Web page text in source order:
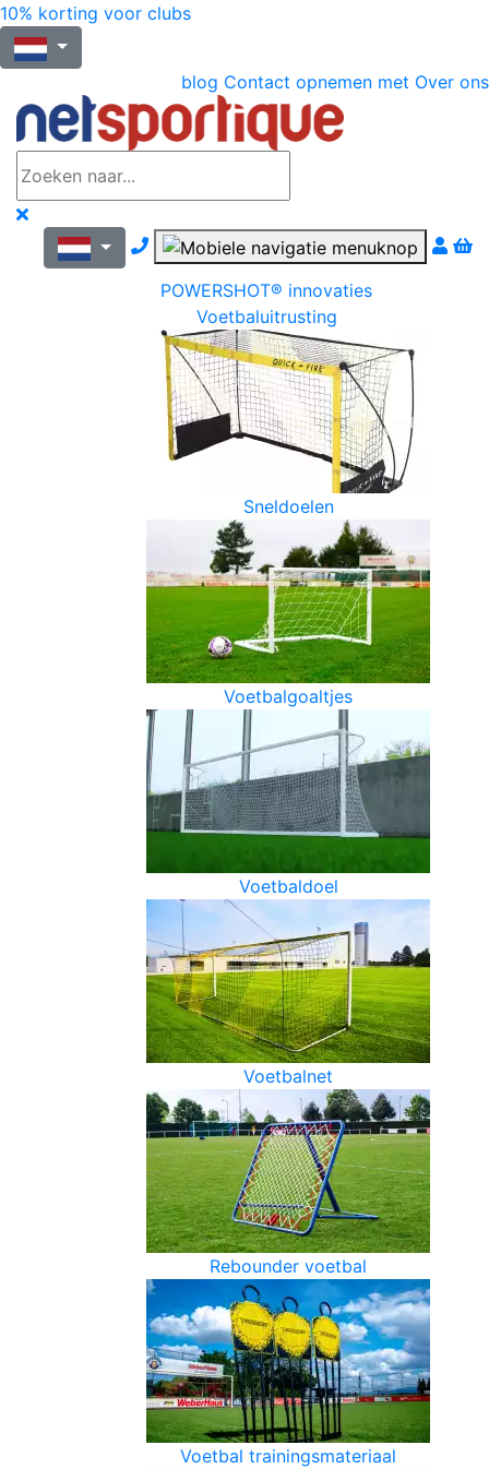
10% korting voor clubs
blog Contact opnemen met Over ons
Nous contacter par téléphone
POWERSHOT® innovaties
Voetbaluitrusting
Sneldoelen
Voetbalgoaltjes
Voetbaldoel
Voetbalnet
Rebounder voetbal
Voetbal trainingsmateriaal